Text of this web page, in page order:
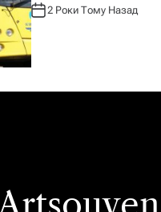
А
В
Т
О
Р
:
2 Роки Тому Назад